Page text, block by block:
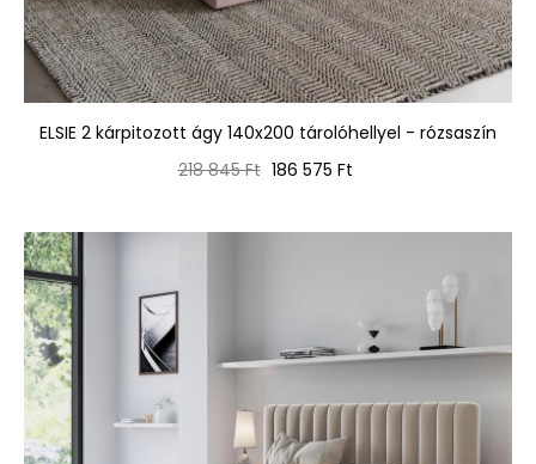
ELSIE 2 kárpitozott ágy 140x200 tárolóhellyel - rózsaszín
Normál
218 845 Ft Ár
186 575 Ft